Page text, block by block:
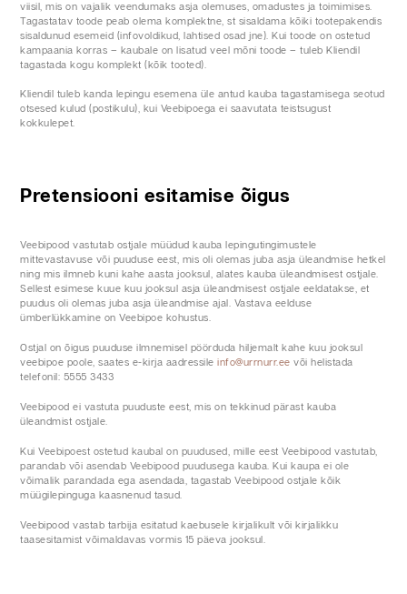
viisil, mis on vajalik veendumaks asja olemuses, omadustes ja toimimises.
Tagastatav toode peab olema komplektne, st sisaldama kõiki tootepakendis
sisaldunud esemeid (infovoldikud, lahtised osad jne). Kui toode on ostetud
kampaania korras – kaubale on lisatud veel mõni toode – tuleb Kliendil
tagastada kogu komplekt (kõik tooted).
Kliendil tuleb kanda lepingu esemena üle antud kauba tagastamisega seotud
otsesed kulud (postikulu), kui Veebipoega ei saavutata teistsugust
kokkulepet.
Pretensiooni esitamise õigus
Veebipood vastutab ostjale müüdud kauba lepingutingimustele
mittevastavuse või puuduse eest, mis oli olemas juba asja üleandmise hetkel
ning mis ilmneb kuni kahe aasta jooksul, alates kauba üleandmisest ostjale.
Sellest esimese kuue kuu jooksul asja üleandmisest ostjale eeldatakse, et
puudus oli olemas juba asja üleandmise ajal. Vastava eelduse
ümberlükkamine on Veebipoe kohustus.
Ostjal on õigus puuduse ilmnemisel pöörduda hiljemalt kahe kuu jooksul
veebipoe poole, saates e-kirja aadressileinfo@urrnurr.ee või helistada
telefonil: 5555 3433
Veebipood ei vastuta puuduste eest, mis on tekkinud pärast kauba
üleandmist ostjale.
Kui Veebipoest ostetud kaubal on puudused, mille eest Veebipood vastutab,
parandab või asendab Veebipood puudusega kauba. Kui kaupa ei ole
võimalik parandada ega asendada, tagastab Veebipood ostjale kõik
müügilepinguga kaasnenud tasud.
Veebipood vastab tarbija esitatud kaebusele kirjalikult või kirjalikku
taasesitamist võimaldavas vormis 15 päeva jooksul.